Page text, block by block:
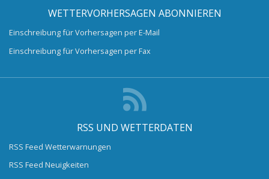
WETTERVORHERSAGEN ABONNIEREN
Einschreibung für Vorhersagen per E-Mail
Einschreibung für Vorhersagen per Fax
RSS UND WETTERDATEN
RSS Feed Wetterwarnungen
RSS Feed Neuigkeiten